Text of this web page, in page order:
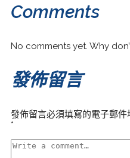
Comments
No comments yet. Why
發佈留言
發佈留言必須填寫的電子郵件
*